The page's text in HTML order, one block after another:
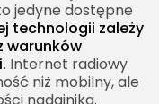
jedyne dostępne
technologii zależy
warunków
Internet radiowy
niż mobilny, ale